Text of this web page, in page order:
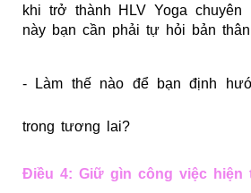
khi trở thành HLV Yoga chuyên
này bạn cần phải tự hỏi bản
- Làm thế nào để bạn định
trong tương lai?
Điều 4: Giữ gìn công việc hiện